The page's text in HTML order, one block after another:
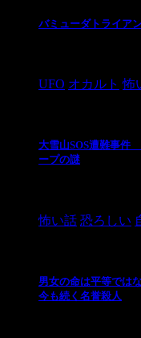
バミューダトライア
UFO オカルト 怖
大雪山SOS遭難事件
ープの謎
怖い話 恐ろしい
男女の命は平等では
今も続く名誉殺人